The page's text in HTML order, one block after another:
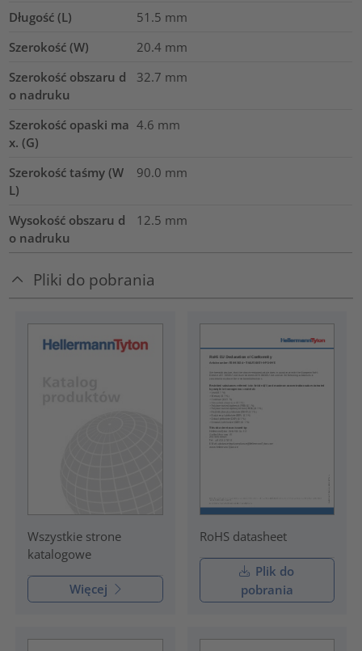
Długość (L) 51.5 mm
Szerokość (W)
20.4 mm
Szerokość obszaru d
o nadruku
32.7 mm
Szerokość opaski ma
x. (G)
4.6 mm
Szerokość taśmy (W
L)
90.0 mm
Wysokość obszaru d
o nadruku
12.5 mm
Pliki do pobrania
Wszystkie strone
katalogowe
Więcej
RoHS datasheet
Plik do
pobrania